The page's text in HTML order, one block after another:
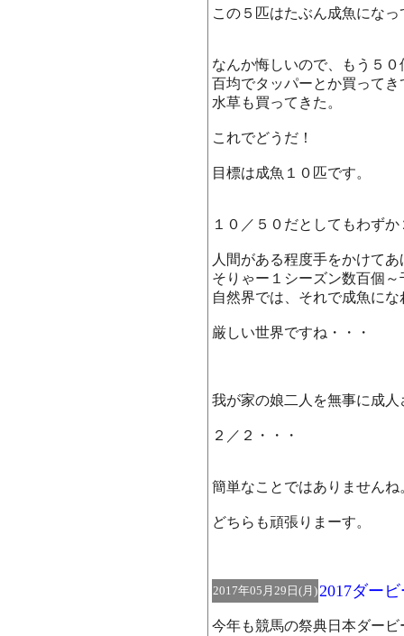
この５匹はたぶん成魚にな
なんか悔しいので、もう５
百均でタッパーとか買って
水草も買ってきた。
これでどうだ！
目標は成魚１０匹です。
１０／５０だとしてもわず
人間がある程度手をかけて
そりゃー１シーズン数百個
自然界では、それで成魚に
厳しい世界ですね・・・
我が家の娘二人を無事に成
２／２・・・
簡単なことではありませんね
どちらも頑張りまーす。
2017年05月29日(月)2017ダー
今年も競馬の祭典日本ダー